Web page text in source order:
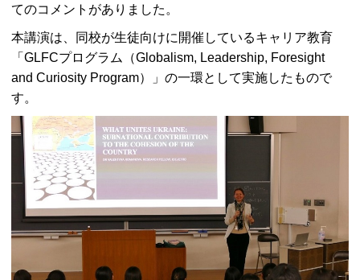
てのコメントがありました。
本講演は、同校が生徒向けに開催しているキャリア教育
「GLFCプログラム（Globalism, Leadership, Foresight
and Curiosity Program）」の一環として実施したもので
す。